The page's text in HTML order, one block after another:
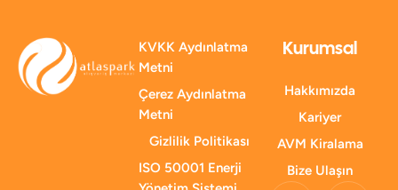
KVKK Aydınlatma
Metni
Çerez Aydınlatma
Metni
Gizlilik Politikası
ISO 50001 Enerji
Kurumsal
Hakkımızda
Kariyer
AVM Kiralama
Bize Ulaşın